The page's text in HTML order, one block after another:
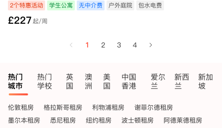
2个特惠活动 学生公寓 无中介费 户外庭院 包水电费
£227起/周
1 2 3 4
热门
城市
热门
学校
英
国
澳
洲
美
国
中国
香港
爱尔
兰
新西
兰
新加
坡
伦敦租房 格拉斯哥租房 利物浦租房
谢菲尔德租房
墨尔本租房
悉尼租房 纽约租房 波士顿租房
阿德莱德租房